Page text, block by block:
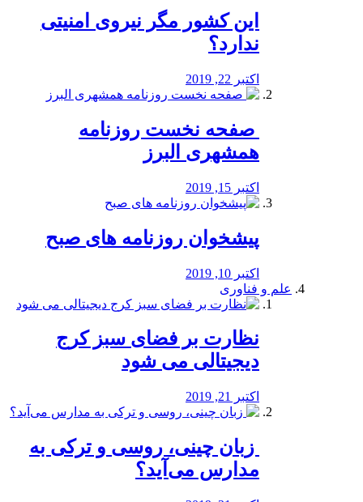
این کشور مگر نیروی امنیتی
ندارد؟
اکتبر 22, 2019
️ صفحه نخست روزنامه‌
همشهری البرز
اکتبر 15, 2019
پیشخوان روزنامه های صبح
اکتبر 10, 2019
علم و فناوری
نظارت بر فضای سبز کرج
دیجیتالی می شود
اکتبر 21, 2019
️ زبان چینی، روسی و ترکی به
مدارس می‌آید؟